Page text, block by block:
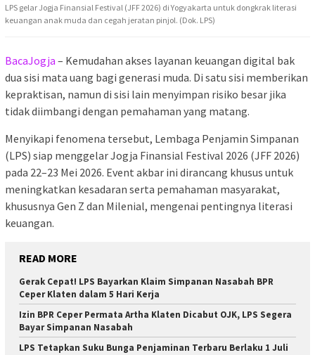
LPS gelar Jogja Finansial Festival (JFF 2026) di Yogyakarta untuk dongkrak literasi
keuangan anak muda dan cegah jeratan pinjol. (Dok. LPS)
BacaJogja – Kemudahan akses layanan keuangan digital bak
dua sisi mata uang bagi generasi muda. Di satu sisi memberikan
kepraktisan, namun di sisi lain menyimpan risiko besar jika
tidak diimbangi dengan pemahaman yang matang.
Menyikapi fenomena tersebut, Lembaga Penjamin Simpanan
(LPS) siap menggelar Jogja Finansial Festival 2026 (JFF 2026)
pada 22–23 Mei 2026. Event akbar ini dirancang khusus untuk
meningkatkan kesadaran serta pemahaman masyarakat,
khususnya Gen Z dan Milenial, mengenai pentingnya literasi
keuangan.
READ MORE
Gerak Cepat! LPS Bayarkan Klaim Simpanan Nasabah BPR
Ceper Klaten dalam 5 Hari Kerja
Izin BPR Ceper Permata Artha Klaten Dicabut OJK, LPS Segera
Bayar Simpanan Nasabah
LPS Tetapkan Suku Bunga Penjaminan Terbaru Berlaku 1 Juli